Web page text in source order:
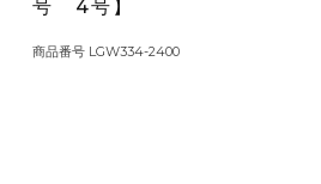
号 4号】
商品番号 LGW334-2400